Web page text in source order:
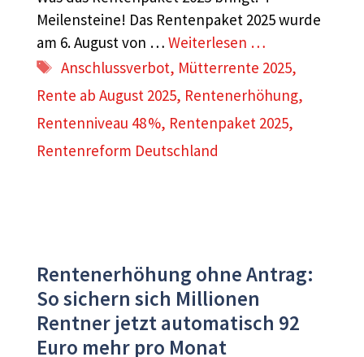
Meilensteine! Das Rentenpaket 2025 wurde
am 6. August von … Weiterlesen …
Schlagwörter
Anschlussverbot, Mütterrente 2025,
Rente ab August 2025, Rentenerhöhung,
Rentenniveau 48 %, Rentenpaket 2025,
Rentenreform Deutschland
Rentenerhöhung ohne Antrag:
So sichern sich Millionen
Rentner jetzt automatisch 92
Euro mehr pro Monat